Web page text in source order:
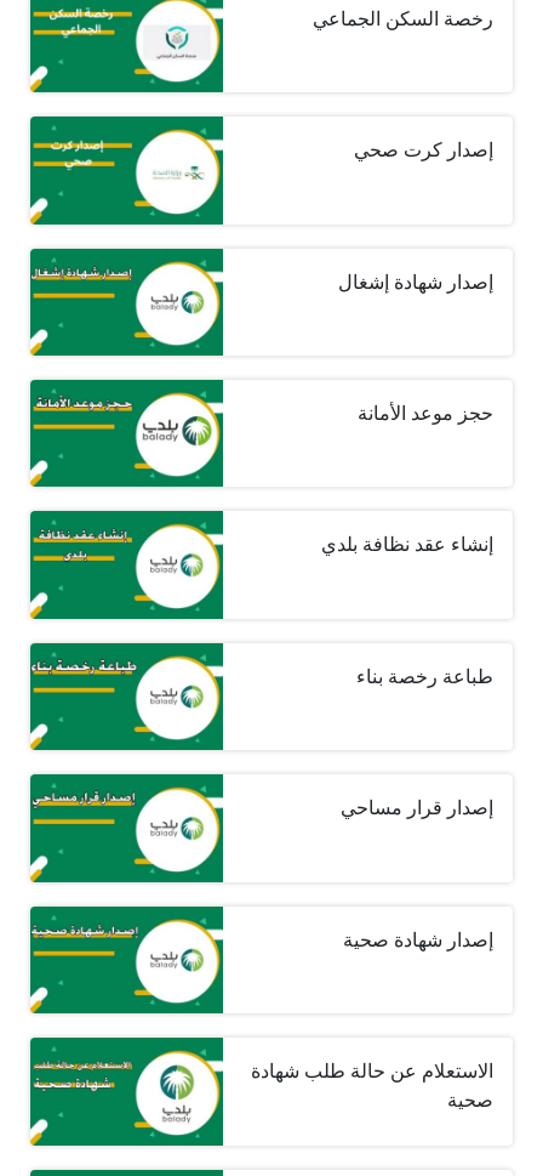
رخصة السكن الجماعي
إصدار كرت صحي
إصدار شهادة إشغال
حجز موعد الأمانة
إنشاء عقد نظافة بلدي
طباعة رخصة بناء
إصدار قرار مساحي
إصدار شهادة صحية
الاستعلام عن حالة طلب شهادة
صحية